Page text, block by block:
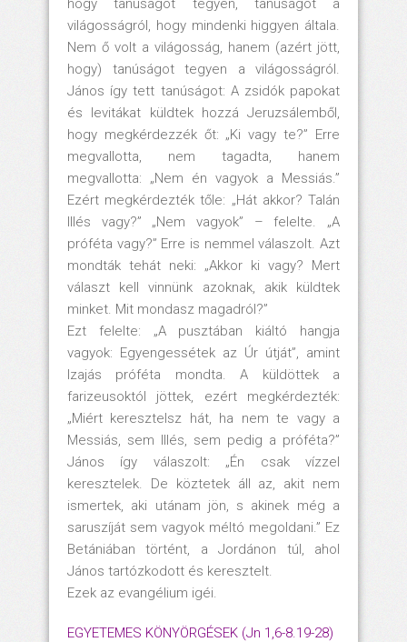
hogy tanúságot tegyen, tanúságot a
világosságról, hogy mindenki higgyen általa.
Nem ő volt a világosság, hanem (azért jött,
hogy) tanúságot tegyen a világosságról.
János így tett tanúságot: A zsidók papokat
és levitákat küldtek hozzá Jeruzsálemből,
hogy megkérdezzék őt: „Ki vagy te?” Erre
megvallotta, nem tagadta, hanem
megvallotta: „Nem én vagyok a Messiás.”
Ezért megkérdezték tőle: „Hát akkor? Talán
Illés vagy?” „Nem vagyok” – felelte. „A
próféta vagy?” Erre is nemmel válaszolt. Azt
mondták tehát neki: „Akkor ki vagy? Mert
választ kell vinnünk azoknak, akik küldtek
minket. Mit mondasz magadról?”
Ezt felelte: „A pusztában kiáltó hangja
vagyok: Egyengessétek az Úr útját”, amint
Izajás próféta mondta. A küldöttek a
farizeusoktól jöttek, ezért megkérdezték:
„Miért keresztelsz hát, ha nem te vagy a
Messiás, sem Illés, sem pedig a próféta?”
János így válaszolt: „Én csak vízzel
keresztelek. De köztetek áll az, akit nem
ismertek, aki utánam jön, s akinek még a
saruszíját sem vagyok méltó megoldani.” Ez
Betániában történt, a Jordánon túl, ahol
János tartózkodott és keresztelt.
Ezek az evangélium igéi.
EGYETEMES KÖNYÖRGÉSEK (Jn 1,6-8.19-28)